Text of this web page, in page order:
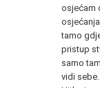
osjećam
tamo
pristup
samo
vidi sebe.